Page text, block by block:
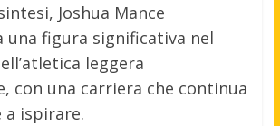
Joshua Mance
una figura significativa nel
leggera
con una carriera che continua
a ispirare.